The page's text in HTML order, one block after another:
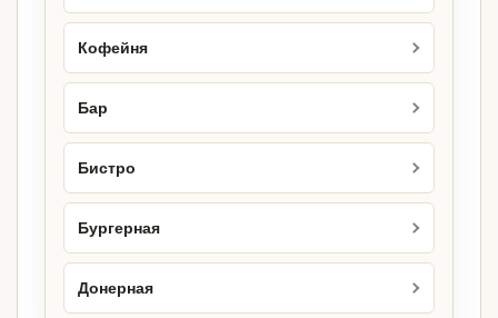
Кофейня
Бар
Бистро
Бургерная
Донерная